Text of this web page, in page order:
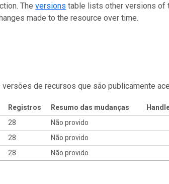
Theversions table lists other versions of
made to the resource over time.
versões de recursos que são publicamente
Registros Resumo das mudanças
28 Não provido
28 Não provido
28 Não provido